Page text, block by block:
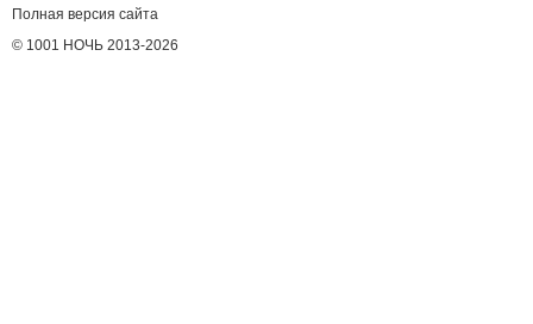
Полная версия сайта
© 1001 НОЧЬ 2013-2026